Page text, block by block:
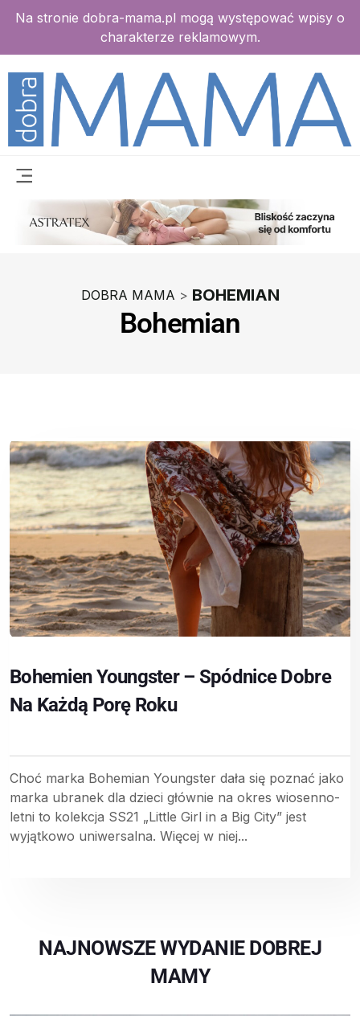
Na stronie dobra-mama.pl mogą występować wpisy o
charakterze reklamowym.
DOBRA MAMA > BOHEMIAN
Bohemian
Bohemien Youngster – Spódnice Dobre
Na Każdą Porę Roku
Choć marka Bohemian Youngster dała się poznać jako
marka ubranek dla dzieci głównie na okres wiosenno-
letni to kolekcja SS21 „Little Girl in a Big City” jest
wyjątkowo uniwersalna. Więcej w niej...
NAJNOWSZE WYDANIE DOBREJ
MAMY